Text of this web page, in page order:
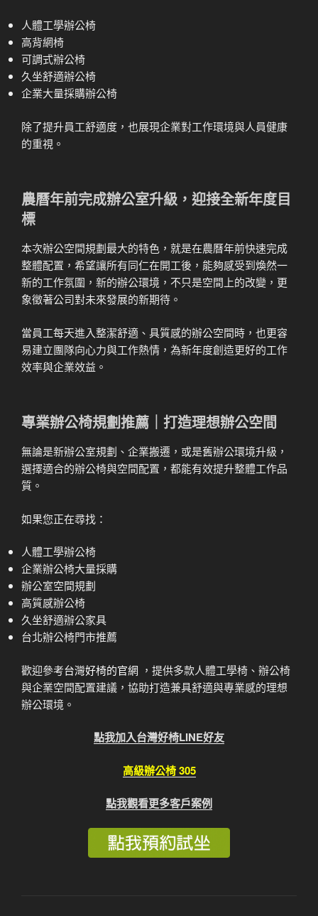
人體工學辦公椅
高背網椅
可調式辦公椅
久坐舒適辦公椅
企業大量採購辦公椅
除了提升員工舒適度，也展現企業對工作環境與人員健康
的重視。
農曆年前完成辦公室升級，迎接全新年度目
標
本次辦公空間規劃最大的特色，就是在農曆年前快速完成
整體配置，希望讓所有同仁在開工後，能夠感受到煥然一
新的工作氛圍，新的辦公環境，不只是空間上的改變，更
象徵著公司對未來發展的新期待。
當員工每天進入整潔舒適、具質感的辦公空間時，也更容
易建立團隊向心力與工作熱情，為新年度創造更好的工作
效率與企業效益。
專業辦公椅規劃推薦｜打造理想辦公空間
無論是新辦公室規劃、企業搬遷，或是舊辦公環境升級，
選擇適合的辦公椅與空間配置，都能有效提升整體工作品
質。
如果您正在尋找：
人體工學辦公椅
企業辦公椅大量採購
辦公室空間規劃
高質感辦公椅
久坐舒適辦公家具
台北辦公椅門市推薦
歡迎參考台灣好椅的官網 ，提供多款人體工學椅、辦公椅
與企業空間配置建議，協助打造兼具舒適與專業感的理想
辦公環境。
點我加入台灣好椅LINE好友
高級辦公椅 305
點我觀看更多客戶案例